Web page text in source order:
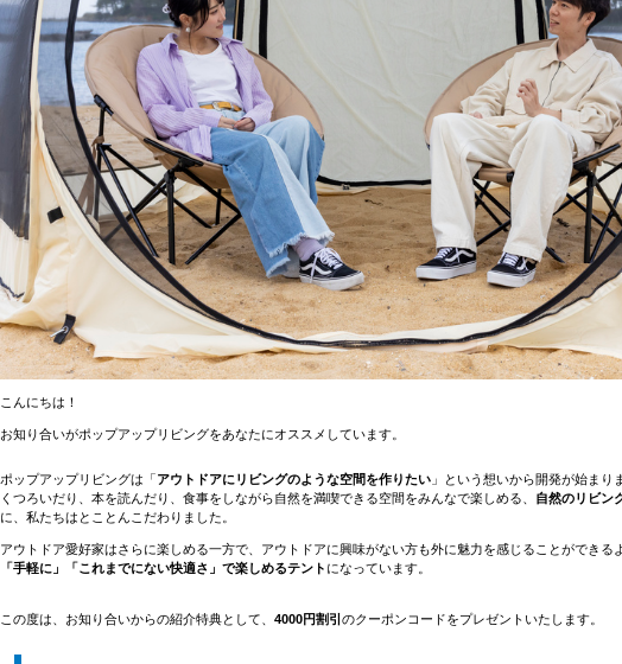
こんにちは！
お知り合いがポップアップリビングをあなたにオススメしています。
ポップアップリビングは「 アウトドアにリビングのような空間を作りたい 」という想いから開発が始まり
くつろいだり、本を読んだり、食事をしながら自然を満喫できる空間をみんなで楽しめる、 自然のリビン
に、私たちはとことんこだわりました。
アウトドア愛好家はさらに楽しめる一方で、アウトドアに興味がない方も外に魅力を感じることができる
「手軽に」「これまでにない快適さ」で楽しめるテント になっています。
この度は、お知り合いからの紹介特典として、4000円割引のクーポンコードをプレゼントいたします。